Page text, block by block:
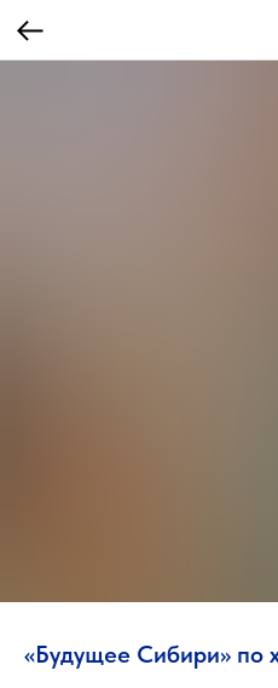
«Будущее Сибири» по